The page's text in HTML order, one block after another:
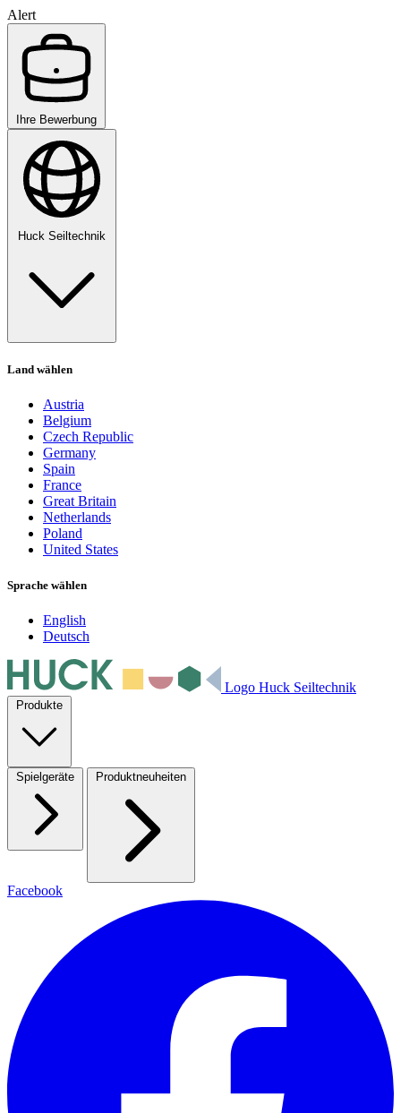
Alert
Ihre Bewerbung
Huck Seiltechnik
Land wählen
Austria
Belgium
Czech Republic
Germany
Spain
France
Great Britain
Netherlands
Poland
United States
Sprache wählen
English
Deutsch
Logo Huck Seiltechnik
Produkte
Spielgeräte Produktneuheiten
Facebook